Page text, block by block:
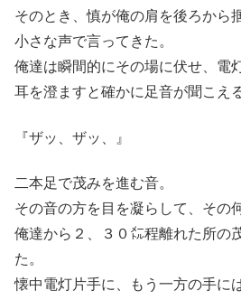
そのとき、慎が俺の肩を後ろから
小さな声で言ってきた。
俺達は瞬間的にその場に伏せ、電
耳を澄ますと確かに足音が聞こえる
『ザッ、ザッ、』
二本足で茂みを進む音。
その音の方を目を凝らして、その
俺達から２、３０㍍程離れた所の
た。
懐中電灯片手に、もう一方の手に